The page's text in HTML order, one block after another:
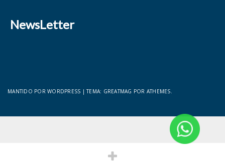
NewsLetter
MANTIDO POR WORDPRESS |TEMA: GREATMAG POR ATHEMES.